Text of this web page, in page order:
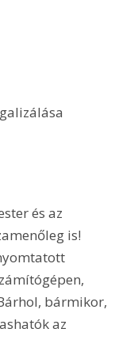
és az
is!
bármikor,
az